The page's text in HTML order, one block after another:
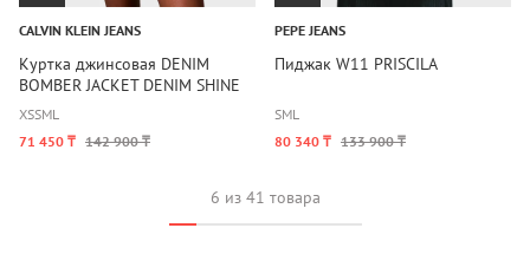
CALVIN KLEIN JEANS
Куртка джинсовая DENIM
BOMBER JACKET DENIM SHINE
XSSML
71 450 ₸ 142 900 ₸
PEPE JEANS
Пиджак W11 PRISCILA
SML
80 340 ₸ 133 900 ₸
6 из 41 товара